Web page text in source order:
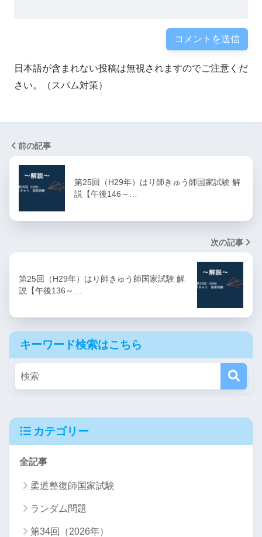
日本語が含まれない投稿は無視されますのでご注意くだ
さい。（スパム対策）
前の記事
第25回（H29年）はり師きゅう師国家試験 解
説【午後146～…
次の記事
第25回（H29年）はり師きゅう師国家試験 解
説【午後136～…
キーワード検索はこちら
カテゴリー
全記事
柔道整復師国家試験
ランダム問題
第34回（2026年）